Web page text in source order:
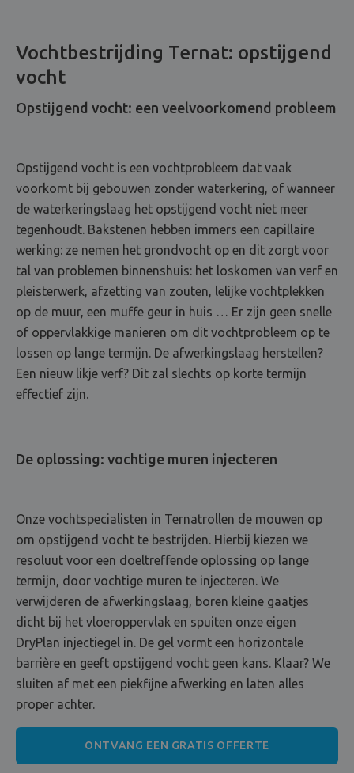
Vochtbestrijding Ternat: opstijgend
vocht
Opstijgend vocht: een veelvoorkomend probleem
Opstijgend vocht is een vochtprobleem dat vaak
voorkomt bij gebouwen zonder waterkering, of wanneer
de waterkeringslaag het opstijgend vocht niet meer
tegenhoudt. Bakstenen hebben immers een capillaire
werking: ze nemen het grondvocht op en dit zorgt voor
tal van problemen binnenshuis: het loskomen van verf en
pleisterwerk, afzetting van zouten, lelijke vochtplekken
op de muur, een muffe geur in huis … Er zijn geen snelle
of oppervlakkige manieren om dit vochtprobleem op te
lossen op lange termijn. De afwerkingslaag herstellen?
Een nieuw likje verf? Dit zal slechts op korte termijn
effectief zijn.
De oplossing: vochtige muren injecteren
Onze vochtspecialisten in Ternatrollen de mouwen op
om opstijgend vocht te bestrijden. Hierbij kiezen we
resoluut voor een doeltreffende oplossing op lange
termijn, door vochtige muren te injecteren. We
verwijderen de afwerkingslaag, boren kleine gaatjes
dicht bij het vloeroppervlak en spuiten onze eigen
DryPlan injectiegel in. De gel vormt een horizontale
barrière en geeft opstijgend vocht geen kans. Klaar? We
sluiten af met een piekfijne afwerking en laten alles
proper achter.
ONTVANG EEN GRATIS OFFERTE